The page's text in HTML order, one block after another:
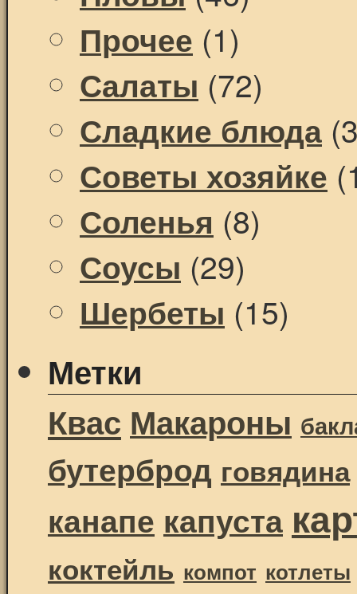
Прочее (1)
Салаты (72)
Сладкие блюда
Советы хозяйке
Соленья (8)
Соусы (29)
Шербеты (15)
Метки
Квас Макароны
бутерброд говядина
канапе капуста
коктейль компот котлеты